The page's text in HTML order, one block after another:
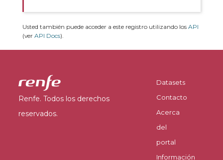
Usted también puede acceder a este registro utilizando los API
(ver API Docs).
Renfe. Todos los derechos
reservados.
Datasets
Contacto
Acerca
del
portal
Información